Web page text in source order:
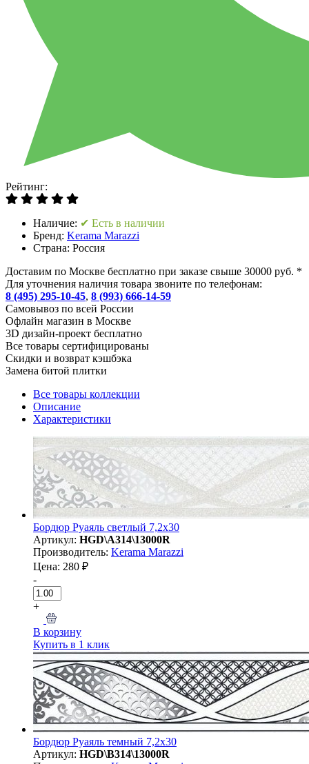
Рейтинг:
Наличие: ✔ Есть в наличии
Бренд: Kerama Marazzi
Страна: Россия
Доставим по Москве бесплатно при заказе свыше 30000 руб. *
Для уточнения наличия товара звоните по телефонам:
8 (495) 295-10-45, 8 (993) 666-14-59
Cамовывоз по всей России
Офлайн магазин в Москве
3D дизайн-проект бесплатно
Все товары сертифицированы
Скидки и возврат кэшбэка
Замена битой плитки
Все товары коллекции
Описание
Характеристики
Бордюр Руаяль светлый 7,2x30
Артикул: HGD\A314\13000R
Производитель: Kerama Marazzi
Цена: 280 ₽
-
+
В корзину
Купить в 1 клик
Бордюр Руаяль темный 7,2x30
Артикул: HGD\B314\13000R